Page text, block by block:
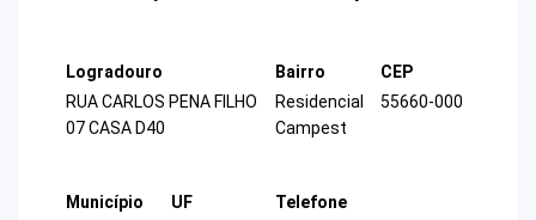
Logradouro
RUA CARLOS PENA FILHO
07 CASA D40
Bairro
Residencial
Campest
CEP
55660-000
Município
UF
Telefone